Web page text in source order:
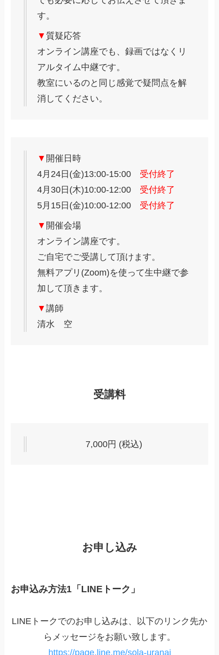
す。
▼ 質疑応答
オンライン講座でも、録画ではなくリ
アルタイム中継です。
教室にいるのと同じ感覚で疑問点を解
消してください。
▼ 開催日時
4月24日(金)13:00-15:00 受付終了
4月30日(木)10:00-12:00 受付終了
5月15日(金)10:00-12:00 受付終了
▼ 開催会場
オンライン講座です。
ご自宅でご受講して頂けます。
無料アプリ(Zoom)を使って生中継で参
加して頂きます。
▼講師
清水 空
受講料
7,000円 (税込)
お申し込み
お申込み方法1「LINEトーク」
LINEトークでのお申し込みは、以下のリンク先か
らメッセージをお願い致します。
https://page.line.me/sola-uranai